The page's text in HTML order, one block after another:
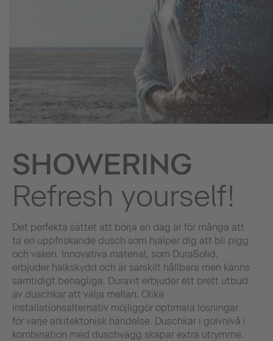
SHOWERING
Refresh yourself!
Det perfekta sättet att börja en dag är för många att
ta en uppfriskande dusch som hjälper dig att bli pigg
och vaken. Innovativa material, som DuraSolid,
erbjuder halkskydd och är särskilt hållbara men känns
samtidigt behagliga. Duravit erbjuder ett brett utbud
av duschkar att välja mellan. Olika
installationsalternativ möjliggör optimala lösningar
för varje arkitektonisk händelse. Duschkar i golvnivå i
kombination med duschvägg skapar extra utrymme.